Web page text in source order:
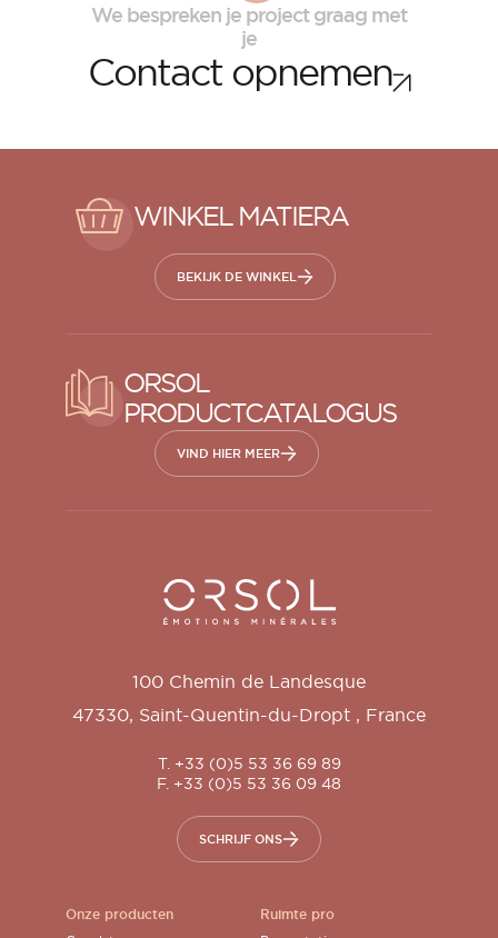
We bespreken je project graag met
je
Contact opnemen
WINKEL MATIERA
BEKIJK DE WINKEL
ORSOL
PRODUCTCATALOGUS
VIND HIER MEER
Orsol S.A.
100 Chemin de Landesque
47330, Saint-Quentin-du-Dropt , France
T. +33 (0)5 53 36 69 89
F. +33 (0)5 53 36 09 48
SCHRIJF ONS
Onze producten Ruimte pro